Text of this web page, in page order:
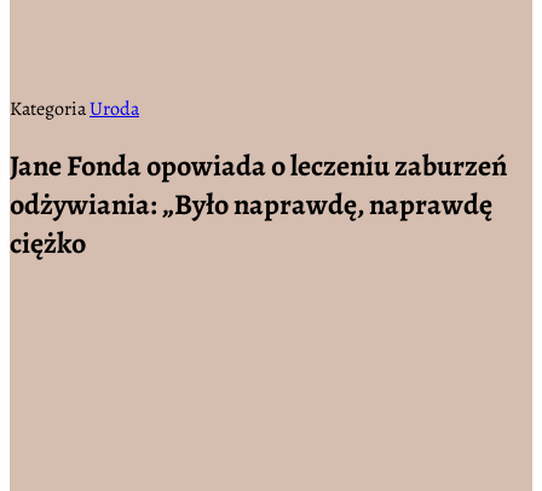
KategoriaUroda
Jane Fonda opowiada o leczeniu zaburzeń
odżywiania: „Było naprawdę, naprawdę
ciężko